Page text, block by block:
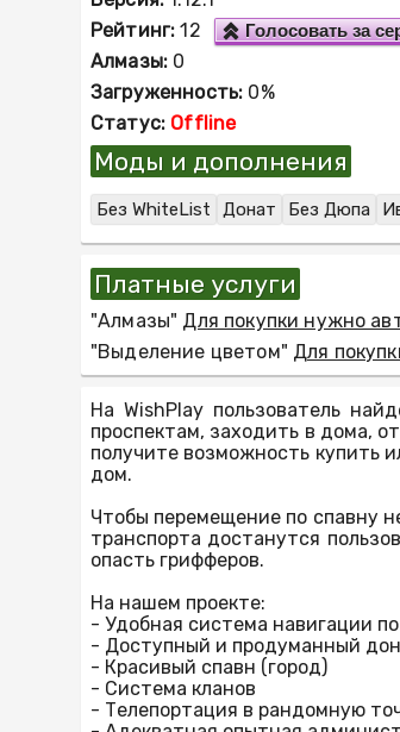
Рейтинг: 12 Голосовать за
Алмазы: 0
Загруженность: 0%
Статус: Offline
Моды и дополнения
Без WhiteList Донат Без Дюпа
Платные услуги
"Алмазы" Для покупки нужно
"Выделение цветом" Для
На WishPlay пользователь
проспектам, заходить в дома,
получите возможность купить
дом.
Чтобы перемещение по спавну
транспорта достанутся
опасть грифферов.
На нашем проекте:
- Удобная система навигации
- Доступный и продуманный
- Красивый спавн (город)
- Система кланов
- Телепортация в рандомную